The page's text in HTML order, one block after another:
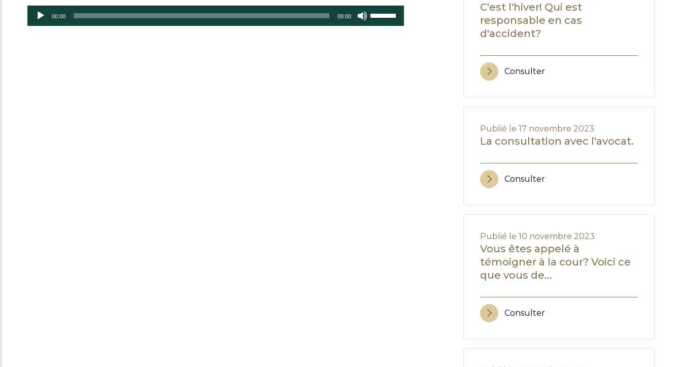
audio00:00 00:00
Utilisez
les
C'est l'hiver! Qui est
responsable en cas
d'accident?
Consulter
Publié le 17 novembre 2023
La consultation avec l'avocat.
Consulter
Publié le 10 novembre 2023
Vous êtes appelé à
témoigner à la cour? Voici ce
que vous de...
Consulter